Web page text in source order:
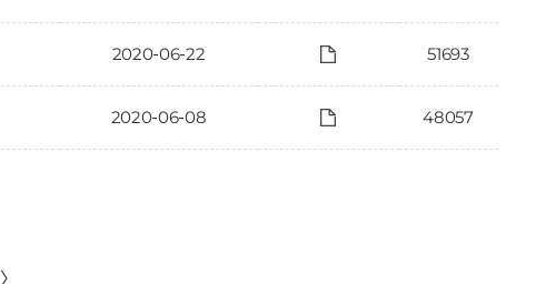
2020-06-22 51693
2020-06-08 48057
〉